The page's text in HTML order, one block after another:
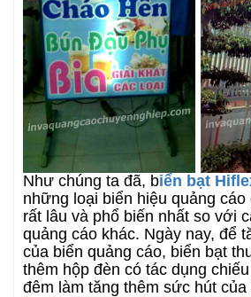
Như chúng ta đã, biển bạt
những loại biển hiệu quảng
rất lâu và phổ biến nhất so với
quảng cáo khác. Ngày nay, để
của biển quảng cáo, biển bạt
thêm hộp đèn có tác dụng
đêm làm tăng thêm sức hút của